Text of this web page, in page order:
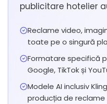
publicitare hotelier
Reclame video,
toate pe o singură
Formatare specifică
Google, TikTok și
Modele AI inclusiv
producția de